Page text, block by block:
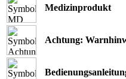
Medizinprodukt
Achtung: